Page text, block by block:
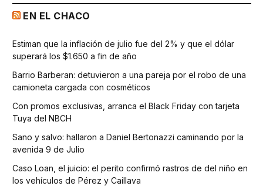
EN EL CHACO
Estiman que la inflación de julio fue del 2% y que el dólar
superará los $1.650 a fin de año
Barrio Barberan: detuvieron a una pareja por el robo de una
camioneta cargada con cosméticos
Con promos exclusivas, arranca el Black Friday con tarjeta
Tuya del NBCH
Sano y salvo: hallaron a Daniel Bertonazzi caminando por la
avenida 9 de Julio
Caso Loan, el juicio: el perito confirmó rastros de del niño en
los vehículos de Pérez y Caillava